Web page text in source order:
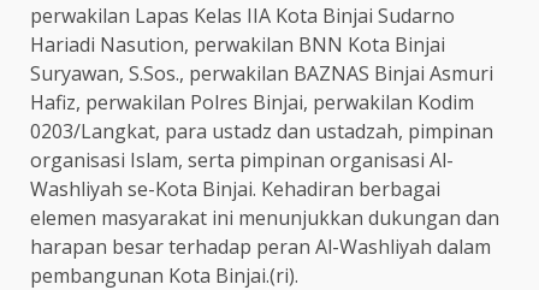
perwakilan Lapas Kelas IIA Kota Binjai Sudarno
Hariadi Nasution, perwakilan BNN Kota Binjai
Suryawan, S.Sos., perwakilan BAZNAS Binjai Asmuri
Hafiz, perwakilan Polres Binjai, perwakilan Kodim
0203/Langkat, para ustadz dan ustadzah, pimpinan
organisasi Islam, serta pimpinan organisasi Al-
Washliyah se-Kota Binjai. Kehadiran berbagai
elemen masyarakat ini menunjukkan dukungan dan
harapan besar terhadap peran Al-Washliyah dalam
pembangunan Kota Binjai.(ri).